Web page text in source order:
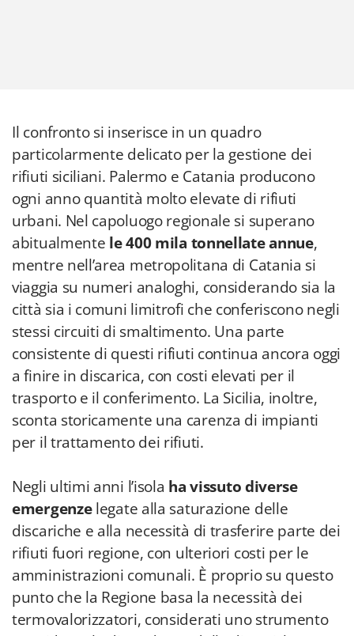
Il confronto si inserisce in un quadro
particolarmente delicato per la gestione dei
rifiuti siciliani. Palermo e Catania producono
ogni anno quantità molto elevate di rifiuti
urbani. Nel capoluogo regionale si superano
abitualmente le 400 mila tonnellate annue,
mentre nell’area metropolitana di Catania si
viaggia su numeri analoghi, considerando sia la
città sia i comuni limitrofi che conferiscono negli
stessi circuiti di smaltimento. Una parte
consistente di questi rifiuti continua ancora oggi
a finire in discarica, con costi elevati per il
trasporto e il conferimento. La Sicilia, inoltre,
sconta storicamente una carenza di impianti
per il trattamento dei rifiuti.
Negli ultimi anni l’isola ha vissuto diverse
emergenzelegate alla saturazione delle
discariche e alla necessità di trasferire parte dei
rifiuti fuori regione, con ulteriori costi per le
amministrazioni comunali. È proprio su questo
punto che la Regione basa la necessità dei
termovalorizzatori, considerati uno strumento